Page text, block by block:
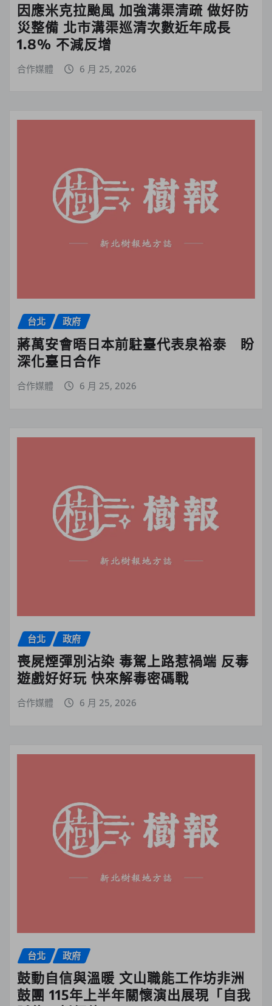
因應米克拉颱風 加強溝渠清疏 做好防
災整備 北市溝渠巡清次數近年成長
1.8% 不減反增
合作媒體 6 月 25, 2026
台北 政府
蔣萬安會晤日本前駐臺代表泉裕泰 盼
深化臺日合作
合作媒體 6 月 25, 2026
台北 政府
喪屍煙彈別沾染 毒駕上路惹禍端 反毒
遊戲好好玩 快來解毒密碼戰
合作媒體 6 月 25, 2026
台北 政府
鼓動自信與溫暖 文山職能工作坊非洲
鼓團 115年上半年關懷演出展現「自我